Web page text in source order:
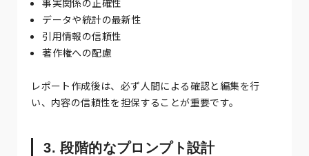
データや統計の最新性
引用情報の信頼性
著作権への配慮
レポート作成後は、必ず人間による確認と編集を行
い、内容の信頼性を担保することが重要です。
3. 段階的なプロンプト設計